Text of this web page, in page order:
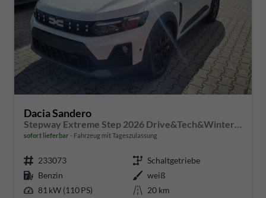
Dacia Sandero
Stepway Extreme Step 2026 Drive&Tech&Winter-Pack
sofort lieferbar Fahrzeug mit Tageszulassung
233073
Schaltgetriebe
Benzin
weiß
81 kW (110 PS)
20 km